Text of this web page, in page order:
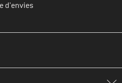
d'envies